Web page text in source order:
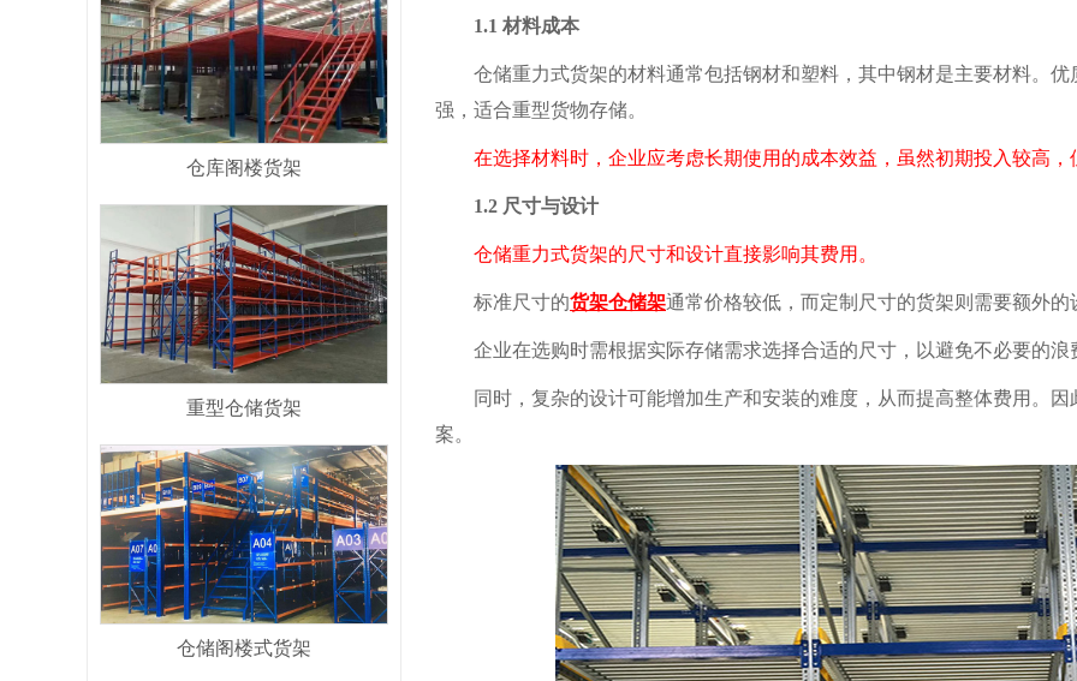
仓库阁楼货架
重型仓储货架
仓储阁楼式货架
1.1 材料成本
仓储重力式货架的材料通常包括钢材和塑料，其中钢材是主要材料。优
强，适合重型货物存储。
在选择材料时，企业应考虑长期使用的成本效益，虽然初期投入较高
1.2 尺寸与设计
仓储重力式货架的尺寸和设计直接影响其费用。
标准尺寸的货架仓储架通常价格较低，而定制尺寸的货架则需要额外的
企业在选购时需根据实际存储需求选择合适的尺寸，以避免不必要的浪
同时，复杂的设计可能增加生产和安装的难度，从而提高整体费用。因
案。